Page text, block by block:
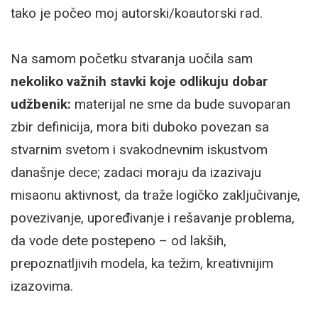
tako je počeo moj autorski/koautorski rad.
Na samom početku stvaranja uočila sam
nekoliko važnih stavki koje odlikuju dobar
udžbenik: materijal ne sme da bude suvoparan
zbir definicija, mora biti duboko povezan sa
stvarnim svetom i svakodnevnim iskustvom
današnje dece; zadaci moraju da izazivaju
misaonu aktivnost, da traže logičko zaključivanje,
povezivanje, upoređivanje i rešavanje problema,
da vode dete postepeno – od lakših,
prepoznatljivih modela, ka težim, kreativnijim
izazovima.